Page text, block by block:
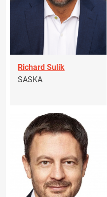
Richard Sulík
SASKA